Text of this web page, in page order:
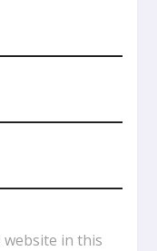
website in this